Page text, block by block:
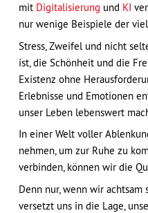
mit Digitalisierung und KI
nur wenige Beispiele der
Stress, Zweifel und nicht
ist, die Schönheit und die
Existenz ohne
Erlebnisse und Emotionen
unser Leben lebenswert
In einer Welt voller
nehmen, um zur Ruhe zu
verbinden, können wir die
Denn nur, wenn wir
versetzt uns in die Lage,